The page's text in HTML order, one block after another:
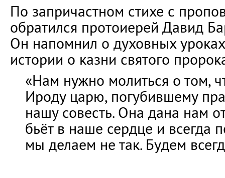
По запричастном стихе с
обратился протоиерей Давид
Он напомнил о духовных
истории о казни святого
«Нам нужно молиться о том,
Ироду царю, погубившему
нашу совесть. Она дана нам
бьёт в наше сердце и всегда
мы делаем не так. Будем